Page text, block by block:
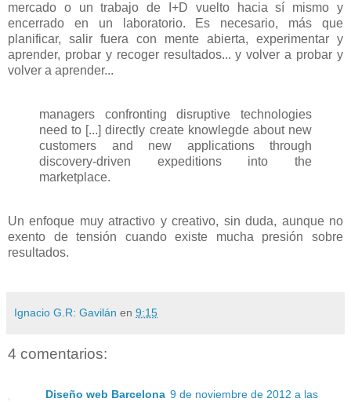
mercado o un trabajo de I+D vuelto hacia sí mismo y
encerrado en un laboratorio. Es necesario, más que
planificar, salir fuera con mente abierta, experimentar y
aprender, probar y recoger resultados... y volver a probar y
volver a aprender...
managers confronting disruptive technologies
need to [...] directly create knowlegde about new
customers and new applications through
discovery-driven expeditions into the
marketplace.
Un enfoque muy atractivo y creativo, sin duda, aunque no
exento de tensión cuando existe mucha presión sobre
resultados.
Ignacio G.R: Gavilán en 9:15
4 comentarios:
Diseño web Barcelona 9 de noviembre de 2012 a las